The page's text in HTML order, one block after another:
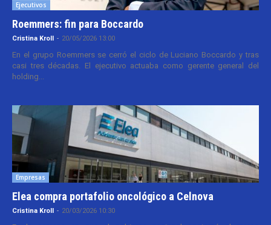
Ejecutivos
Roemmers: fin para Boccardo
Cristina Kroll - 20/05/2026 13:00
En el grupo Roemmers se cerró el ciclo de Luciano Boccardo y tras
casi tres décadas. El ejecutivo actuaba como gerente general del
holding...
Empresas
Elea compra portafolio oncológico a Celnova
Cristina Kroll - 20/03/2026 10:30